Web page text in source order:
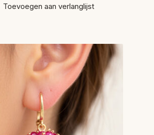
Toevoegen aan verlanglijst